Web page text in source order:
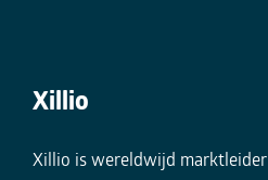
Xillio
Xillio is wereldwijd